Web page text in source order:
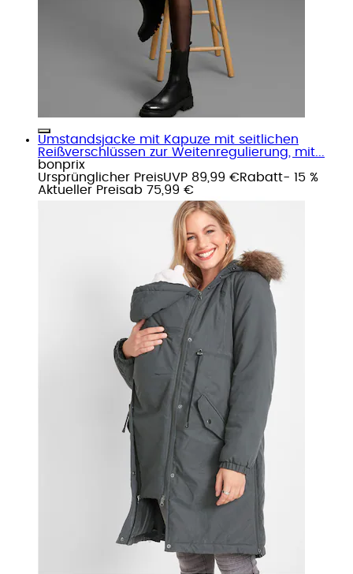
Umstandsjacke mit Kapuze mit seitlichen
Reißverschlüssen zur Weitenregulierung, mit...
bonprix
Ursprünglicher PreisUVP 89,99 €Rabatt- 15 %
Aktueller Preisab 75,99 €